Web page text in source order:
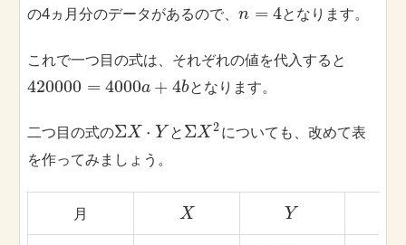
の4ヵ月分のデータがあるので、
n = 4となります。
これで一つ目の式は、それぞれの値を代入すると
420000 = 4000a + 4bとなります。
二つ目の式のΣX ⋅ Y とΣX2についても、改めて表
を作ってみましょう。
月 X Y